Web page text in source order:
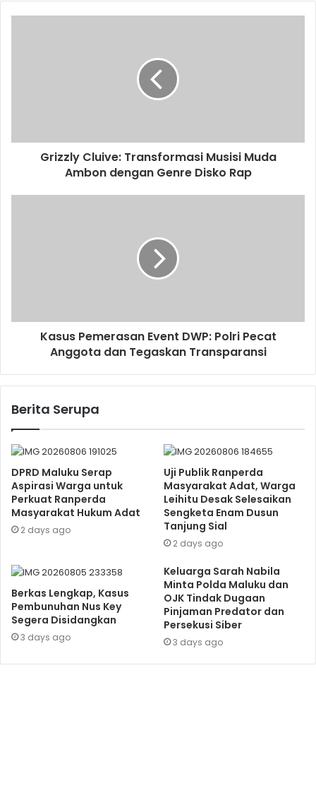
Grizzly Cluive: Transformasi Musisi Muda
Ambon dengan Genre Disko Rap
Kasus Pemerasan Event DWP: Polri Pecat
Anggota dan Tegaskan Transparansi
Berita Serupa
DPRD Maluku Serap
Aspirasi Warga untuk
Perkuat Ranperda
Masyarakat Hukum Adat
2 days ago
Uji Publik Ranperda
Masyarakat Adat, Warga
Leihitu Desak Selesaikan
Sengketa Enam Dusun
Tanjung Sial
2 days ago
Berkas Lengkap, Kasus
Pembunuhan Nus Key
Segera Disidangkan
3 days ago
Keluarga Sarah Nabila
Minta Polda Maluku dan
OJK Tindak Dugaan
Pinjaman Predator dan
Persekusi Siber
3 days ago